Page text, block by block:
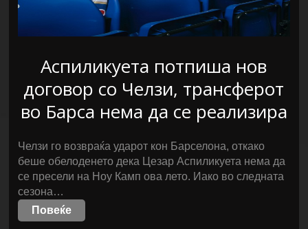
Аспиликуета потпиша нов
договор со Челзи, трансферот
во Барса нема да се реализира
Челзи го возвраќа ударот кон Барселона, откако
беше обелоденето дека Цезар Аспиликуета нема да
се пресели на Ноу Камп ова лето. Иако во следната
сезона…
Повеќе